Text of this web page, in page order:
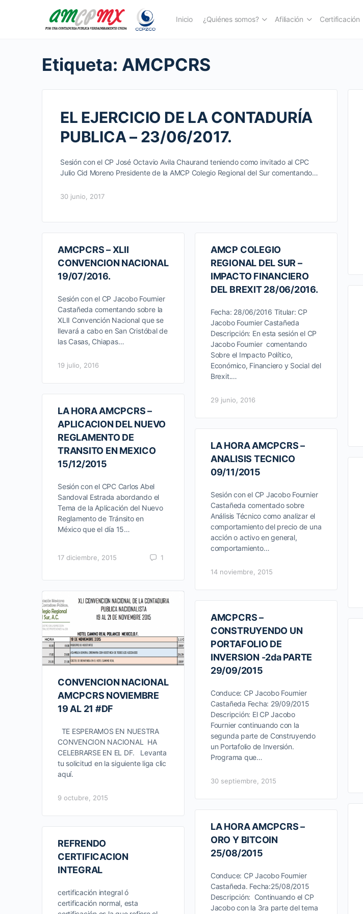
Inicio ¿Quiénes somos? Afiliación Certificación
Etiqueta: AMCPCRS
EL EJERCICIO DE LA CONTADURÍA
PUBLICA – 23/06/2017.
Sesión con el CP José Octavio Avila Chaurand teniendo como invitado al CPC
Julio Cid Moreno Presidente de la AMCP Colegio Regional del Sur comentando…
30 junio, 2017
AMCPCRS – XLII
CONVENCION NACIONAL
19/07/2016.
Sesión con el CP Jacobo Fournier
Castañeda comentando sobre la
XLII Convención Nacional que se
llevará a cabo en San Cristóbal de
las Casas, Chiapas…
19 julio, 2016
AMCP COLEGIO
REGIONAL DEL SUR –
IMPACTO FINANCIERO
DEL BREXIT 28/06/2016.
Fecha: 28/06/2016 Titular: CP
Jacobo Fournier Castañeda
Descripción: En esta sesión el CP
Jacobo Fournier comentando
Sobre el Impacto Político,
Económico, Financiero y Social del
Brexit.…
29 junio, 2016
LA HORA AMCPCRS –
APLICACION DEL NUEVO
REGLAMENTO DE
TRANSITO EN MEXICO
15/12/2015
Sesión con el CPC Carlos Abel
Sandoval Estrada abordando el
Tema de la Aplicación del Nuevo
Reglamento de Tránsito en
México que el día 15…
17 diciembre, 2015 1
LA HORA AMCPCRS –
ANALISIS TECNICO
09/11/2015
Sesión con el CP Jacobo Fournier
Castañeda comentado sobre
Análisis Técnico como analizar el
comportamiento del precio de una
acción o activo en general,
comportamiento…
14 noviembre, 2015
CONVENCION NACIONAL
AMCPCRS NOVIEMBRE
19 AL 21 #DF
TE ESPERAMOS EN NUESTRA
CONVENCION NACIONAL HA
CELEBRARSE EN EL DF. Levanta
tu solicitud en la siguiente liga clic
aquí.
9 octubre, 2015
AMCPCRS –
CONSTRUYENDO UN
PORTAFOLIO DE
INVERSION -2da PARTE
29/09/2015
Conduce: CP Jacobo Fournier
Castañeda Fecha: 29/09/2015
Descripción: El CP Jacobo
Fournier continuando con la
segunda parte de Construyendo
un Portafolio de Inversión.
Programa que…
30 septiembre, 2015
LA HORA AMCPCRS –
ORO Y BITCOIN
25/08/2015
Conduce: CP Jacobo Fournier
Castañeda. Fecha:25/08/2015
Descripción: Continuando el CP
Jacobo con la 3ra parte del tema
REFRENDO
CERTIFICACION
INTEGRAL
certificación integral ó
certificación normal, esta